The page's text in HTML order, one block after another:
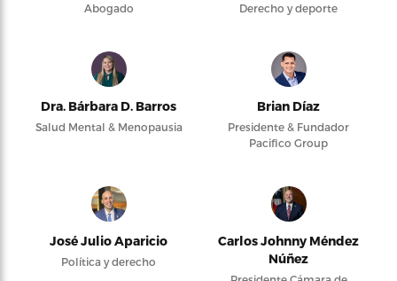
Abogado Derecho y deporte
Dra. Bárbara D. Barros
Salud Mental & Menopausia
Brian Díaz
Presidente & Fundador
Pacifico Group
José Julio Aparicio
Política y derecho
Carlos Johnny Méndez
Núñez